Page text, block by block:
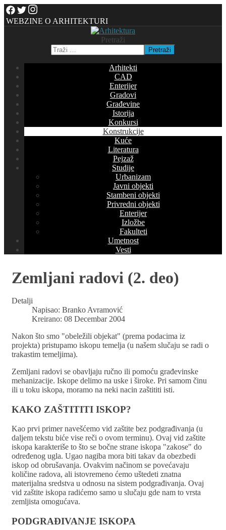
WEBZINE O ARHITEKTURI
Pretraži
Pretraži
Arhitekti
CAD
Enterijer
Gradovi
Građevine
Istorija
Konkursi
Konstrukcije
Kuće
Literatura
Pejzaž
Studije
Urbanizam
Javni objekti
Stambeni objekti
Privredni objekti
Enterijer
Izložbe
Fakulteti
Umetnost
Vesti
Zemljani radovi (2. deo)
Detalji
Napisao: Branko Avramović
Kreirano: 08 Decembar 2004
Nakon što smo "obeležili objekat" (prema podacima iz
projekta) pristupamo iskopu temelja (u našem slučaju se radi o
trakastim temeljima).
Zemljani radovi se obavljaju ručno ili pomoću građevinske
mehanizacije. Iskope delimo na uske i široke. Pri samom činu
ili u toku iskopa, moramo na neki nacin zaštititi isti.
KAKO ZAŠTITITI ISKOP?
Kao prvi primer navešćemo vid zaštite bez podgrađivanja (u
daljem tekstu biće vise reči o ovom terminu). Ovaj vid zaštite
iskopa karakteriše to što se bočne strane iskopa "zakose" do
određenog ugla. Ugao nagiba mora biti takav da obezbedi
iskop od obrušavanja. Ovakvim načinom se povećavaju
količine radova, ali istovremeno ćemo uštedeti znatna
materijalna sredstva u odnosu na sistem podgrađivanja. Ovaj
vid zaštite iskopa radićemo samo u slučaju gde nam to vrsta
zemljista omogućava.
PODGRAĐIVANJE ISKOPA